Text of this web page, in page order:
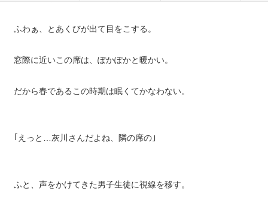
ふわぁ、とあくびが出て目をこする。
窓際に近いこの席は、ぽかぽかと暖かい。
だから春であるこの時期は眠くてかなわない。
｢えっと…灰川さんだよね、隣の席の｣
ふと、声をかけてきた男子生徒に視線を移す。